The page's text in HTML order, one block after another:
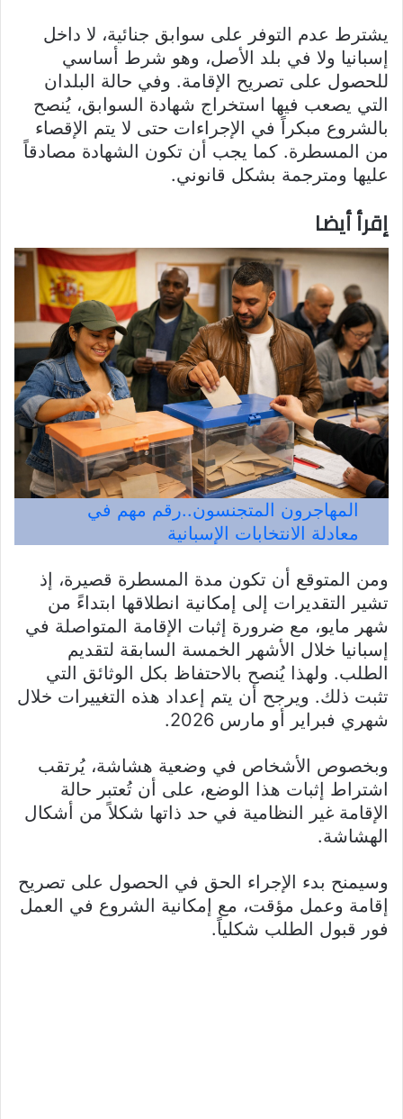
يشترط عدم التوفر على سوابق جنائية، لا داخل
إسبانيا ولا في بلد الأصل، وهو شرط أساسي
للحصول على تصريح الإقامة. وفي حالة البلدان
التي يصعب فيها استخراج شهادة السوابق، يُنصح
بالشروع مبكراً في الإجراءات حتى لا يتم الإقصاء
من المسطرة. كما يجب أن تكون الشهادة مصادقاً
عليها ومترجمة بشكل قانوني.
إقرأ أيضا
المهاجرون المتجنسون..رقم مهم في
معادلة الانتخابات الإسبانية
ومن المتوقع أن تكون مدة المسطرة قصيرة، إذ
تشير التقديرات إلى إمكانية انطلاقها ابتداءً من
شهر مايو، مع ضرورة إثبات الإقامة المتواصلة في
إسبانيا خلال الأشهر الخمسة السابقة لتقديم
الطلب. ولهذا يُنصح بالاحتفاظ بكل الوثائق التي
تثبت ذلك. ويرجح أن يتم إعداد هذه التغييرات خلال
شهري فبراير أو مارس 2026.
وبخصوص الأشخاص في وضعية هشاشة، يُرتقب
اشتراط إثبات هذا الوضع، على أن تُعتبر حالة
الإقامة غير النظامية في حد ذاتها شكلاً من أشكال
الهشاشة.
وسيمنح بدء الإجراء الحق في الحصول على تصريح
إقامة وعمل مؤقت، مع إمكانية الشروع في العمل
فور قبول الطلب شكلياً.